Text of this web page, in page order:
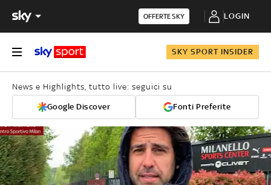
OFFERTE SKY LOGIN
SKY SPORT INSIDER
News e Highlights, tutto live: seguici su
Google Discover Fonti Preferite